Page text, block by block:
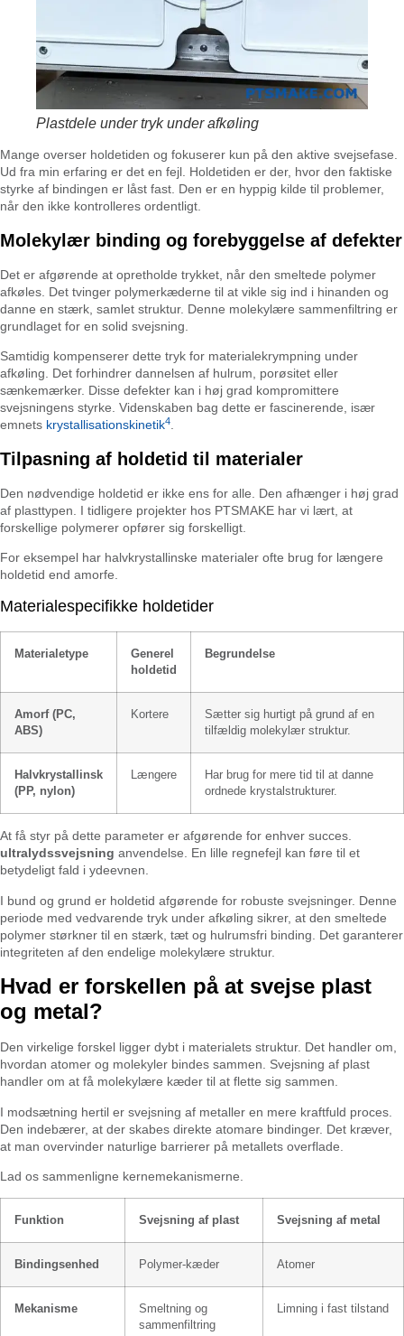
Plastdele under tryk under afkøling
Mange overser holdetiden og fokuserer kun på den aktive svejsefase.
Ud fra min erfaring er det en fejl. Holdetiden er der, hvor den faktiske
styrke af bindingen er låst fast. Den er en hyppig kilde til problemer,
når den ikke kontrolleres ordentligt.
Molekylær binding og forebyggelse af defekter
Det er afgørende at opretholde trykket, når den smeltede polymer
afkøles. Det tvinger polymerkæderne til at vikle sig ind i hinanden og
danne en stærk, samlet struktur. Denne molekylære sammenfiltring er
grundlaget for en solid svejsning.
Samtidig kompenserer dette tryk for materialekrympning under
afkøling. Det forhindrer dannelsen af hulrum, porøsitet eller
sænkemærker. Disse defekter kan i høj grad kompromittere
svejsningens styrke. Videnskaben bag dette er fascinerende, især
emnets krystallisationskinetik4.
Tilpasning af holdetid til materialer
Den nødvendige holdetid er ikke ens for alle. Den afhænger i høj grad
af plasttypen. I tidligere projekter hos PTSMAKE har vi lært, at
forskellige polymerer opfører sig forskelligt.
For eksempel har halvkrystallinske materialer ofte brug for længere
holdetid end amorfe.
Materialespecifikke holdetider
Materialetype
Generel
holdetid
Begrundelse
Amorf (PC,
ABS)
Kortere
Sætter sig hurtigt på grund af en
tilfældig molekylær struktur.
Halvkrystallinsk
(PP, nylon)
Længere
Har brug for mere tid til at danne
ordnede krystalstrukturer.
At få styr på dette parameter er afgørende for enhver succes.
ultralydssvejsning anvendelse. En lille regnefejl kan føre til et
betydeligt fald i ydeevnen.
I bund og grund er holdetid afgørende for robuste svejsninger. Denne
periode med vedvarende tryk under afkøling sikrer, at den smeltede
polymer størkner til en stærk, tæt og hulrumsfri binding. Det garanterer
integriteten af den endelige molekylære struktur.
Hvad er forskellen på at svejse plast
og metal?
Den virkelige forskel ligger dybt i materialets struktur. Det handler om,
hvordan atomer og molekyler bindes sammen. Svejsning af plast
handler om at få molekylære kæder til at flette sig sammen.
I modsætning hertil er svejsning af metaller en mere kraftfuld proces.
Den indebærer, at der skabes direkte atomare bindinger. Det kræver,
at man overvinder naturlige barrierer på metallets overflade.
Lad os sammenligne kernemekanismerne.
Funktion Svejsning af plast Svejsning af metal
Bindingsenhed Polymer-kæder Atomer
Mekanisme
Smeltning og
sammenfiltring
Limning i fast tilstand